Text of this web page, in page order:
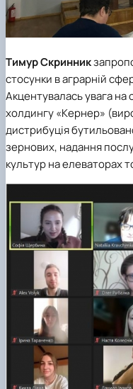
Тимур Скринник
стосунки в аграрній
Акцентувалась увага на
холдингу «Кернер»
дистрибуція
зернових, надання
культур на елеваторах